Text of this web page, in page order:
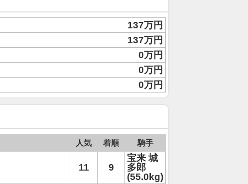
137万円
137万円
0万円
0万円
0万円
人気 着順 騎手
11 9
宝来 城
多郎
(55.0kg)